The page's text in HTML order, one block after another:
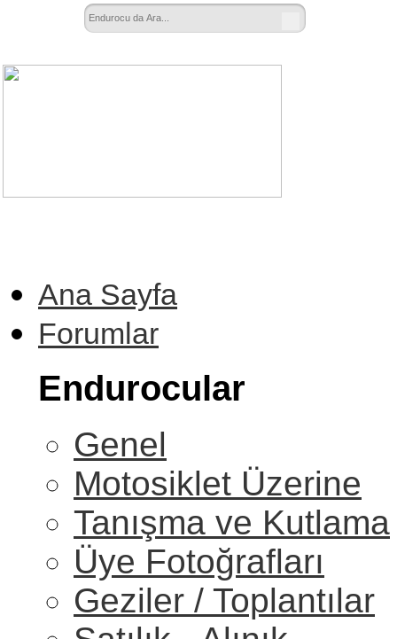
Ana Sayfa
Forumlar
Endurocular
Genel
Motosiklet Üzerine
Tanışma ve Kutlama
Üye Fotoğrafları
Geziler / Toplantılar